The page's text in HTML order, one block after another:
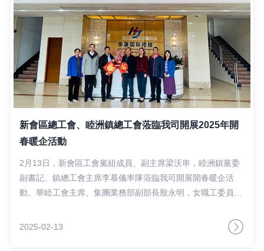
新會區總工會、睦洲鎮總工會蒞臨我司開展2025年開
春暖企活動
2月13日，新會區工會黨組成員、副主席梁沃串，睦洲鎮黨委
副書記、鎮總工會主席李慕儀率隊蒞臨我司開展開春暖企活
動。華睦工會主席、集團業務部副部長殷永明，女職工委員會
2025-02-13